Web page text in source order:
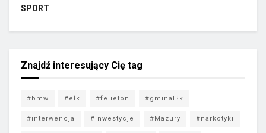
SPORT
Znajdź interesujący Cię tag
#bmw #ełk #felieton #gminaEłk
#interwencja #inwestycje #Mazury #narkotyki